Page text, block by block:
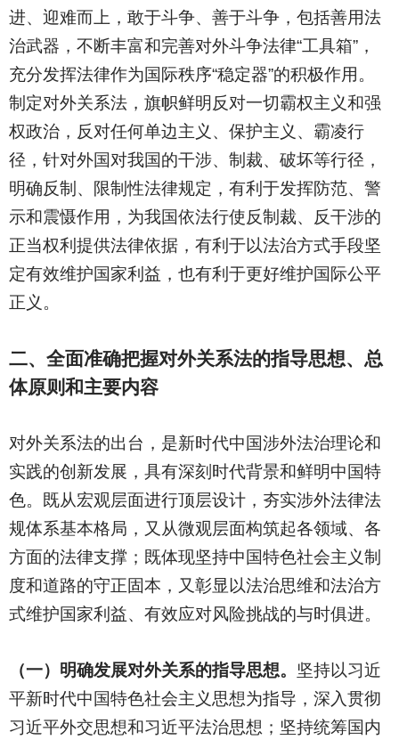
进、迎难而上，敢于斗争、善于斗争，包括善用法
治武器，不断丰富和完善对外斗争法律“工具箱”，
充分发挥法律作为国际秩序“稳定器”的积极作用。
制定对外关系法，旗帜鲜明反对一切霸权主义和强
权政治，反对任何单边主义、保护主义、霸凌行
径，针对外国对我国的干涉、制裁、破坏等行径，
明确反制、限制性法律规定，有利于发挥防范、警
示和震慑作用，为我国依法行使反制裁、反干涉的
正当权利提供法律依据，有利于以法治方式手段坚
定有效维护国家利益，也有利于更好维护国际公平
正义。
二、全面准确把握对外关系法的指导思想、总
体原则和主要内容
对外关系法的出台，是新时代中国涉外法治理论和
实践的创新发展，具有深刻时代背景和鲜明中国特
色。既从宏观层面进行顶层设计，夯实涉外法律法
规体系基本格局，又从微观层面构筑起各领域、各
方面的法律支撑；既体现坚持中国特色社会主义制
度和道路的守正固本，又彰显以法治思维和法治方
式维护国家利益、有效应对风险挑战的与时俱进。
（一）明确发展对外关系的指导思想。
坚持以习近
平新时代中国特色社会主义思想为指导，深入贯彻
习近平外交思想和习近平法治思想；坚持统筹国内